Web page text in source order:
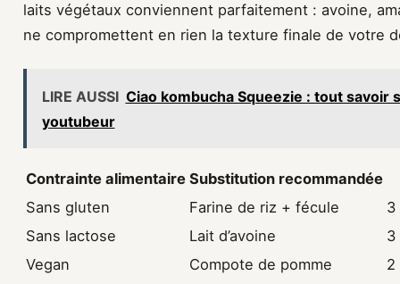
laits végétaux conviennent parfaitement : avoine,
ne compromettent en rien la texture finale de votre
LIRE AUSSI Ciao kombucha Squeezie : tout savoir
youtubeur
Contrainte alimentaire Substitution recommandée
Sans gluten
Farine de riz + fécule
3
Sans lactose
Lait d’avoine
3
Vegan
Compote de pomme 2